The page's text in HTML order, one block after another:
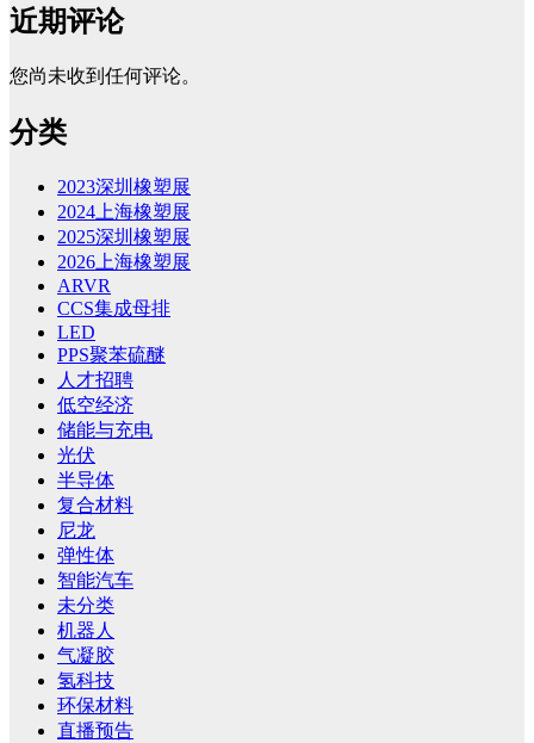
近期评论
您尚未收到任何评论。
分类
2023深圳橡塑展
2024上海橡塑展
2025深圳橡塑展
2026上海橡塑展
ARVR
CCS集成母排
LED
PPS聚苯硫醚
人才招聘
低空经济
储能与充电
光伏
半导体
复合材料
尼龙
弹性体
智能汽车
未分类
机器人
气凝胶
氢科技
环保材料
直播预告